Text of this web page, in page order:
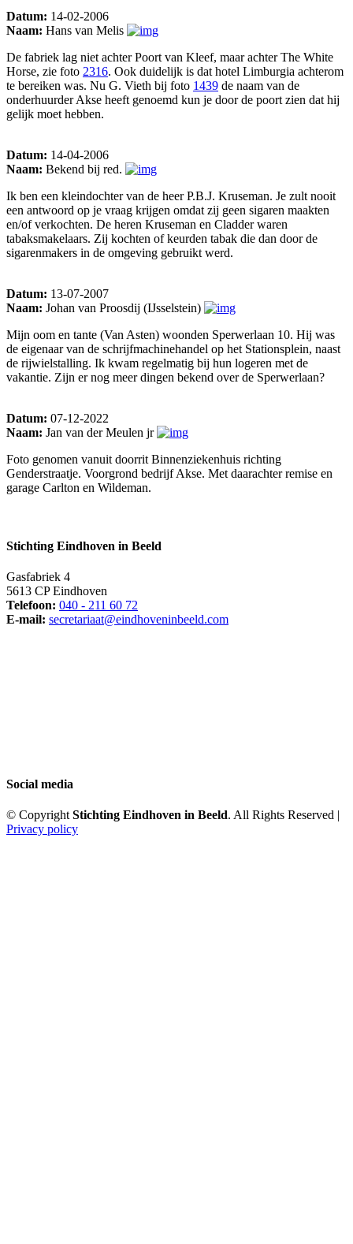
Datum: 14-02-2006
Naam: Hans van Melis
De fabriek lag niet achter Poort van Kleef, maar achter The White
Horse, zie foto 2316. Ook duidelijk is dat hotel Limburgia achterom
te bereiken was. Nu G. Vieth bij foto 1439 de naam van de
onderhuurder Akse heeft genoemd kun je door de poort zien dat hij
gelijk moet hebben.
Datum: 14-04-2006
Naam: Bekend bij red.
Ik ben een kleindochter van de heer P.B.J. Kruseman. Je zult nooit
een antwoord op je vraag krijgen omdat zij geen sigaren maakten
en/of verkochten. De heren Kruseman en Cladder waren
tabaksmakelaars. Zij kochten of keurden tabak die dan door de
sigarenmakers in de omgeving gebruikt werd.
Datum: 13-07-2007
Naam: Johan van Proosdij (IJsselstein)
Mijn oom en tante (Van Asten) woonden Sperwerlaan 10. Hij was
de eigenaar van de schrijfmachinehandel op het Stationsplein, naast
de rijwielstalling. Ik kwam regelmatig bij hun logeren met de
vakantie. Zijn er nog meer dingen bekend over de Sperwerlaan?
Datum: 07-12-2022
Naam: Jan van der Meulen jr
Foto genomen vanuit doorrit Binnenziekenhuis richting
Genderstraatje. Voorgrond bedrijf Akse. Met daarachter remise en
garage Carlton en Wildeman.
Stichting Eindhoven in Beeld
Gasfabriek 4
5613 CP Eindhoven
Telefoon: 040 - 211 60 72
E-mail: secretariaat@eindhoveninbeeld.com
Social media
© CopyrightStichting Eindhoven in Beeld. All Rights Reserved |
Privacy policy